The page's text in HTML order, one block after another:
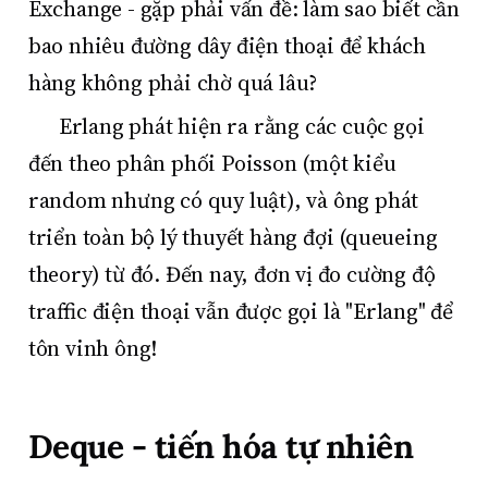
Exchange - gặp phải vấn đề: làm sao biết cần
bao nhiêu đường dây điện thoại để khách
hàng không phải chờ quá lâu?
Erlang phát hiện ra rằng các cuộc gọi
đến theo phân phối Poisson (một kiểu
random nhưng có quy luật), và ông phát
triển toàn bộ lý thuyết hàng đợi (queueing
theory) từ đó. Đến nay, đơn vị đo cường độ
traffic điện thoại vẫn được gọi là "Erlang" để
tôn vinh ông!
Deque - tiến hóa tự nhiên